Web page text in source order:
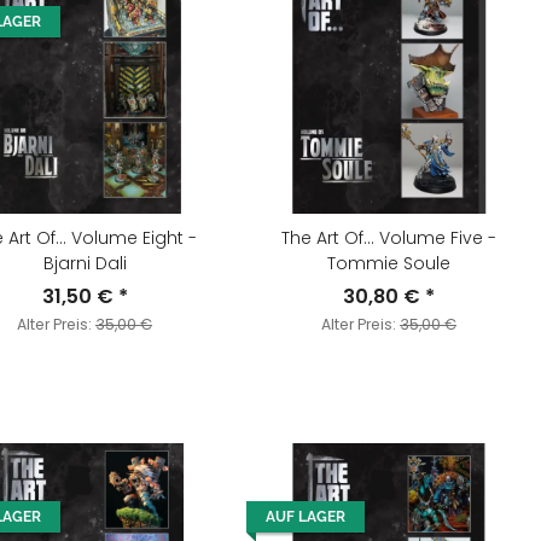
Art Of... Volume Eight -
Bjarni Dali
31,50 € *
Alter Preis: 35,00 €
The Art Of... Volume Five -
Tommie Soule
30,80 € *
Alter Preis: 35,00 €
AUF LAGER